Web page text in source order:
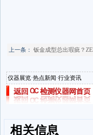
上一条： 钣金成型总出瑕疵？
仪器展览·热点新闻·行业资讯
相关信息